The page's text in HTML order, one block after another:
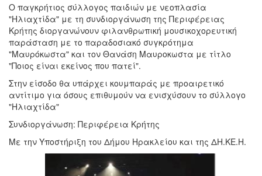
Ο παγκρήτιος σύλλογος παιδιών με νεοπλασία
"Ηλιαχτίδα" με τη συνδιοργάνωση της Περιφέρειας
Κρήτης διοργανώνουν φιλανθρωπική μουσικοχορευτική
παράσταση με το παραδοσιακό συγκρότημα
"Μαυρόκωστα" και τον Θανάση Μαυροκωστα με τίτλο
"Ποιος είναι εκείνος που πατεί".
Στην είσοδο θα υπάρχει κουμπαράς με προαιρετικό
αντίτιμο για όσους επιθυμούν να ενισχύσουν το σύλλογο
"Ηλιαχτίδα"
Συνδιοργάνωση: Περιφέρεια Κρήτης
Με την Υποστήριξη του Δήμου Ηρακλείου και της ΔΗ.ΚΕ.Η.